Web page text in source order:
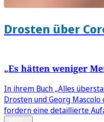
Drosten über
„Es hätten weniger
In ihrem Buch „Alles
Drosten und Georg
fordern eine detaillierte